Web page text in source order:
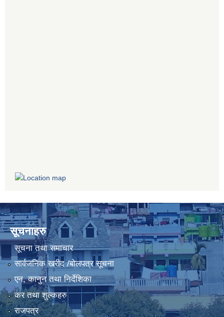
सूचनाहरु
सूचना तथा समाचार
सार्वजनिक खरीद /बोलपत्र सूचना
एन, कानुन तथा निर्देशिका
कर तथा शुल्कहरु
राजपत्र